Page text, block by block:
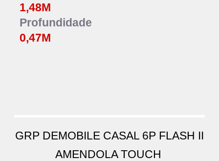
1,48M
Profundidade
0,47M
GRP DEMOBILE CASAL 6P FLASH II
AMENDOLA TOUCH